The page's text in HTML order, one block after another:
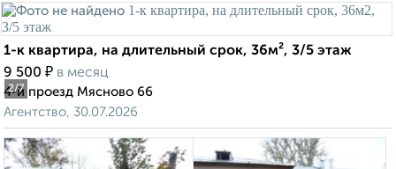
2/7
1-к квартира, на длительный срок, 36м², 3/5 этаж
9 500 ₽ в месяц
4-й проезд Мясново 66
Агентство, 30.07.2026